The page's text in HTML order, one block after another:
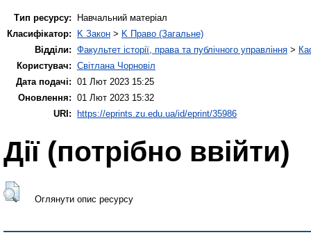
Тип ресурсу:
Навчальний матеріал
Класифікатор:
K Закон > K Право (Загальне)
Відділи: Факультет історії, права та публічного управління >
Користувач: Світлана Чорновіл
Дата подачі: 01 Лют 2023 15:25
Оновлення: 01 Лют 2023 15:32
URI: https://eprints.zu.edu.ua/id/eprint/35986
Дії ​​(потрібно ввійти)
Оглянути опис ресурсу